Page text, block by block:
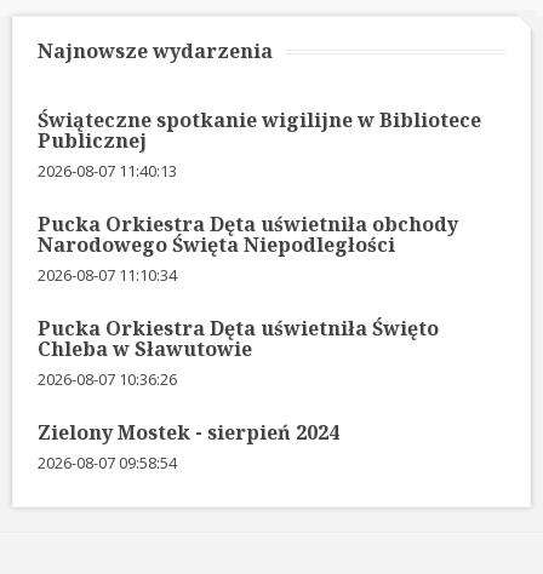
Najnowsze wydarzenia
Świąteczne spotkanie wigilijne w Bibliotece
Publicznej
2026-08-07 11:40:13
Pucka Orkiestra Dęta uświetniła obchody
Narodowego Święta Niepodległości
2026-08-07 11:10:34
Pucka Orkiestra Dęta uświetniła Święto
Chleba w Sławutowie
2026-08-07 10:36:26
Zielony Mostek - sierpień 2024
2026-08-07 09:58:54